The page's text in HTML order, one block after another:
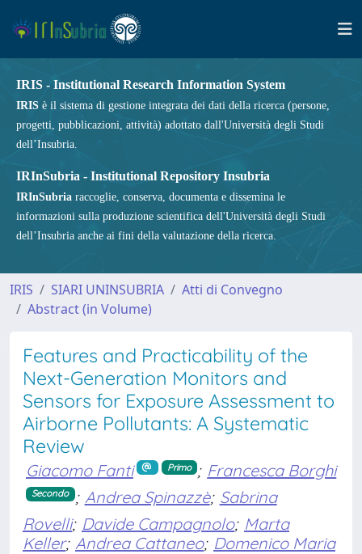
IRIS - Institutional Research Information System
IRIS è il sistema di gestione integrata dei dati della ricerca (persone,
progetti, pubblicazioni, attività) adottato dall'Università degli Studi
dell’Insubria.
IRInSubria - Institutional Repository Insubria
IRInSubria raccoglie, conserva, documenta e dissemina le
informazioni sulla produzione scientifica dell'Università degli Studi
dell’Insubria anche ai fini della valutazione della ricerca.
IRIS SIARI UNINSUBRIA
Atti di Convegno
Abstract (in Volume)
Features and Practicability of the
Next-Generation Monitors and
Sensors for Exposure Assessment to
Airborne Pollutants: A Systematic
Review
Giacomo Fanti Primo ; Francesca Borghi
Secondo ; Andrea Spinazzè; Sabrina
Rovelli; Davide Campagnolo; Marta
Keller; Andrea Cattaneo; Domenico Maria